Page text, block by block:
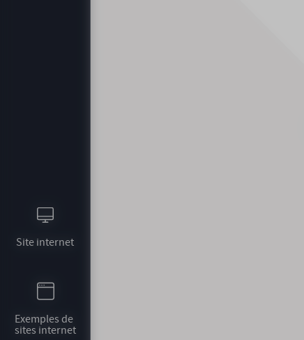
Site internet
Exemples de
sites internet